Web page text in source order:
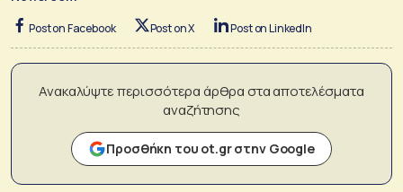
Post on Facebook Post on X Post on LinkedIn
Ανακαλύψτε περισσότερα άρθρα στα αποτελέσματα
αναζήτησης
Προσθήκη του ot.gr στην Google